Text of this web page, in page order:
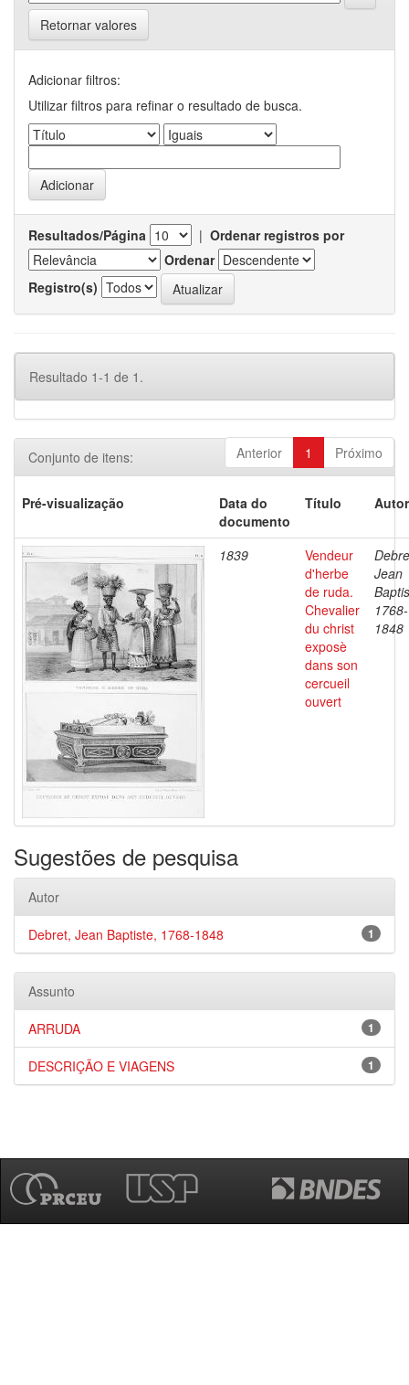
Retornar valores
Adicionar filtros:
Utilizar filtros para refinar o resultado de busca.
Resultados/Página | Ordenar registros por
Ordenar
Registro(s)
Resultado 1-1 de 1.
Anterior 1 Próximo
Conjunto de itens:
Pré-visualização
Data do
documento
Título
1839
Vendeur
d'herbe
de ruda.
Chevalier
du christ
exposè
dans son
cercueil
ouvert
Jean
1768-
1848
Sugestões de pesquisa
Autor
1
Debret, Jean Baptiste, 1768-1848
Assunto
1
ARRUDA
1
DESCRIÇÃO E VIAGENS